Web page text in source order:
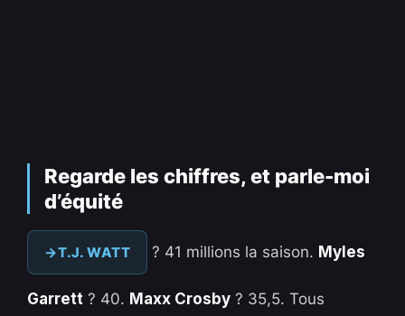
Regarde les chiffres, et parle-moi
d’équité
T.J. WATT ? 41 millions la saison. Myles
Garrett ? 40. Maxx Crosby ? 35,5. Tous